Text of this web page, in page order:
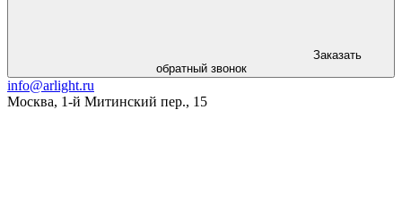
Заказать
обратный звонок
info@arlight.ru
Москва, 1-й Митинский пер., 15